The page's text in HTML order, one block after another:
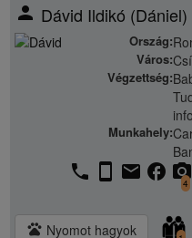
person Dávid Ildikó (Dániel)
Ország:
Város:
Végzettség:
Munkahely:
phone stay_current_portrait email facebook camera_alt
4
pets Nyomot hagyok